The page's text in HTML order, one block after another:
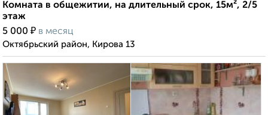
Комната в общежитии, на длительный срок, 15м², 2/5
этаж
5 000 ₽ в месяц
Октябрьский район, Кирова 13